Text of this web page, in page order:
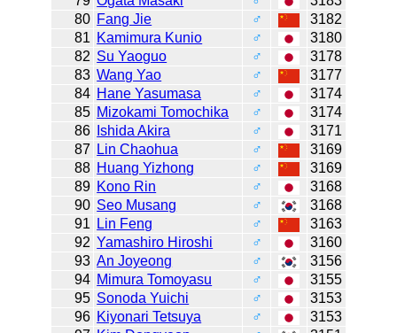
80 Fang Jie ♂
3182
81 Kamimura Kunio ♂
3180
82 Su Yaoguo ♂
3178
83 Wang Yao ♂
3177
84 Hane Yasumasa ♂
3174
85 Mizokami Tomochika ♂
3174
86
Ishida Akira ♂
3171
87
Lin Chaohua ♂
3169
88 Huang Yizhong ♂
3169
89 Kono Rin ♂
3168
90 Seo Musang ♂
3168
91
Lin Feng ♂
3163
92 Yamashiro Hiroshi ♂
3160
93 An Joyeong ♂
3156
94 Mimura Tomoyasu ♂
3155
95 Sonoda Yuichi ♂
3153
96 Kiyonari Tetsuya ♂
3153